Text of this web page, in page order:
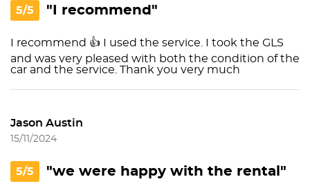
5/5 "I recommend"
I recommend 👍 I used the service. I took the GLS
and was very pleased with both the condition of the
car and the service. Thank you very much
Jason Austin
15/11/2024
5/5 "we were happy with the rental"